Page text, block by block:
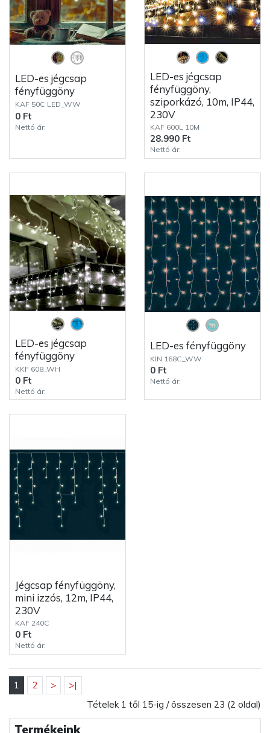
Termékeink
LED-es jégcsap
fényfüggöny
KAF 50C LED_WW
0 Ft
Nettó ár:
LED-es jégcsap
fényfüggöny,
sziporkázó, 10m, IP44,
230V
KAF 600L 10M
28.990 Ft
Nettó ár:
LED-es jégcsap
fényfüggöny
KKF 608_WH
0 Ft
Nettó ár:
LED-es fényfüggöny
KIN 168C_WW
0 Ft
Nettó ár:
Jégcsap fényfüggöny,
mini izzós, 12m, IP44,
230V
KAF 240C
0 Ft
Nettó ár:
1 2 >
>|
Tételek 1 től 15-ig / összesen 23 (2 oldal)